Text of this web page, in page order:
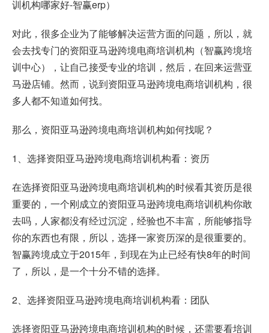
训机构哪家好-智赢erp）
对此，很多企业为了能够解决运营方面的问题，所以，就
会去找专门的资阳亚马逊跨境电商培训机构（智赢跨境培
训中心），让自己接受专业的培训，然后，在回来运营亚
马逊店铺。然而，说到资阳亚马逊跨境电商培训机构，很
多人都不知道如何找。
那么，资阳亚马逊跨境电商培训机构如何找呢？
1、选择资阳亚马逊跨境电商培训机构看：资历
在选择资阳亚马逊跨境电商培训机构的时候看其资历是很
重要的，一个刚成立的资阳亚马逊跨境电商培训机构你敢
去吗，人家都没有经过沉淀，经验也不丰富，所能够指导
你的东西也有限，所以，选择一家资历深的是很重要的。
智赢跨境成立于2015年，到现在为止已经有快8年的时间
了，所以，是一个十分不错的选择。
2、选择资阳亚马逊跨境电商培训机构看：团队
选择资阳亚马逊跨境电商培训机构的时候，还需要看培训